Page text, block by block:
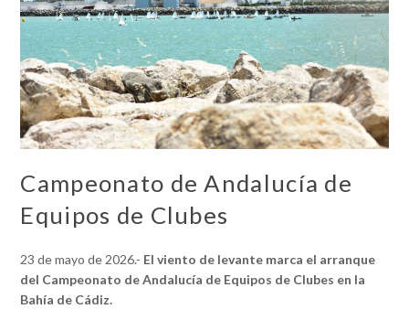
Campeonato de Andalucía de
Equipos de Clubes
23 de mayo de 2026.- El viento de levante marca el arranque
del Campeonato de Andalucía de Equipos de Clubes en la
Bahía de Cádiz.